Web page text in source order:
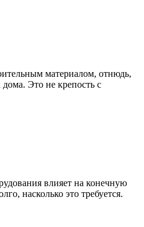
материалом, отнюдь,
Это не крепость с
влияет на конечную
насколько это требуется.